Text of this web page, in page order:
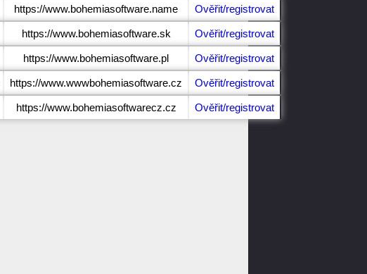
https://www.bohemiasoftware.name Ověřit/registrovat
https://www.bohemiasoftware.sk Ověřit/registrovat
https://www.bohemiasoftware.pl Ověřit/registrovat
https://www.wwwbohemiasoftware.cz Ověřit/registrovat
https://www.bohemiasoftwarecz.cz Ověřit/registrovat